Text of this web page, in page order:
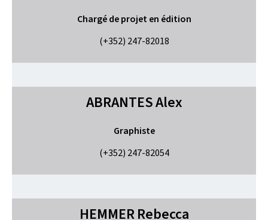
Chargé de projet en édition
(+352) 247-82018
ABRANTESAlex
Graphiste
(+352) 247-82054
HEMMER Rebecca